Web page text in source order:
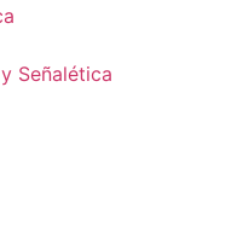
Señalética